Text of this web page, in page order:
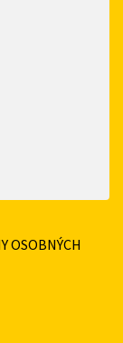
OSOBNÝCH